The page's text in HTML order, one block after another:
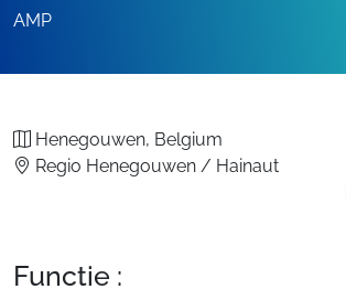
AMP
Henegouwen, Belgium
Regio Henegouwen / Hainaut
Functie :